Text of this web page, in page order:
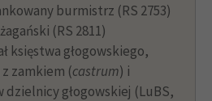
burmistrz (RS 2753)
(RS 2811)
księstwa głogowskiego,
zamkiem (castrum) i
głogowskiej (LuBS,